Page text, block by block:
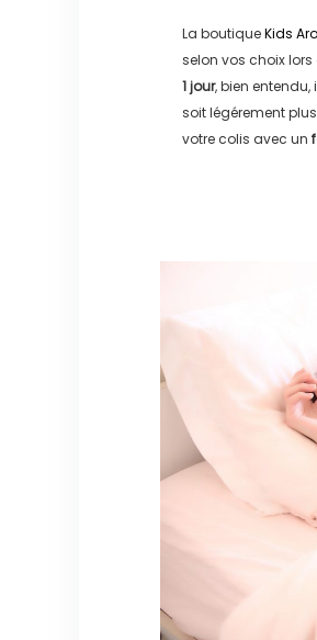
La boutiqueKids
selon vos choix
1 jour, bien
soit légérement
votre colis avec un